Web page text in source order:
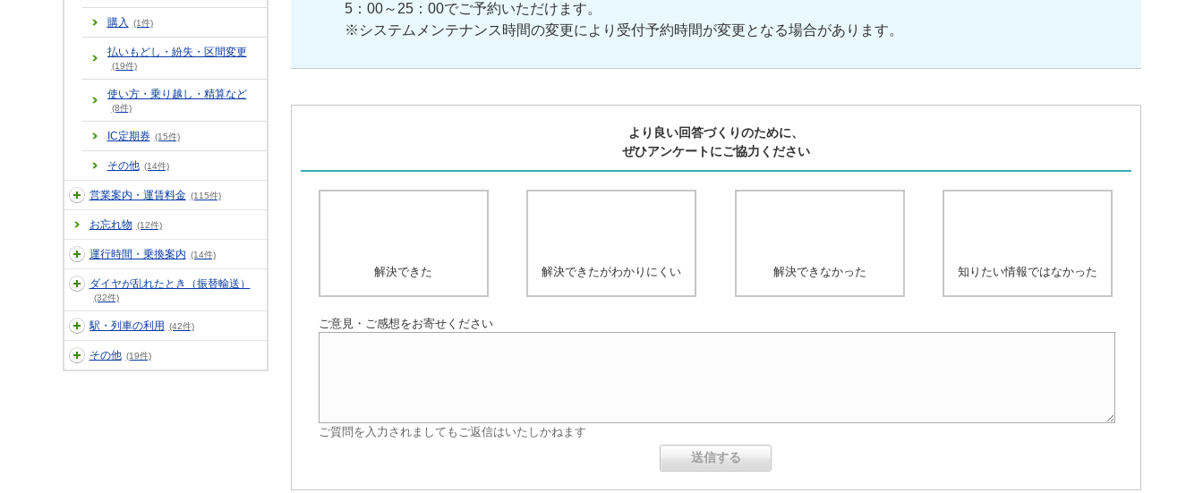
購入 (1件)
払いもどし・紛失・区間変更
(19件)
使い方・乗り越し・精算など
(8件)
IC定期券 (15件)
その他 (14件)
営業案内・運賃料金 (115件)
お忘れ物 (12件)
運行時間・乗換案内 (14件)
ダイヤが乱れたとき（振替輸送）
(32件)
駅・列車の利用 (42件)
その他 (19件)
5：00～25：00でご予約いただけます。
※システムメンテナンス時間の変更により受付予約時間が変更となる場合があります。
より良い回答づくりのために、
ぜひアンケートにご協力ください
解決できた 解決できたがわかりにくい 解決できなかった 知りたい情報ではなかった
ご意見・ご感想をお寄せください
ご質問を入力されましてもご返信はいたしかねます